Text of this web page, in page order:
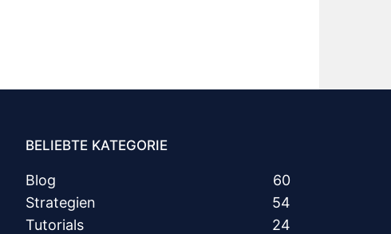
BELIEBTE KATEGORIE
Blog
60
Strategien
54
Tutorials
24